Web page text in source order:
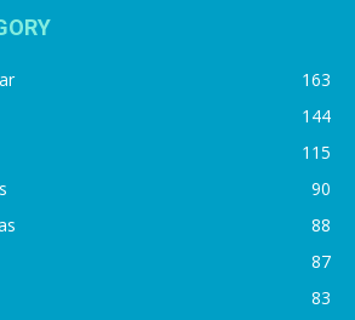
163
144
115
90
88
87
83